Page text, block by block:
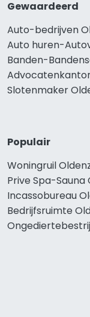
Gewaardeerd
Auto-bedrijven
Auto huren-
Banden-
Slotenmaker
Populair
Woningruil
Prive Spa-Sauna
Incassobureau
Bedrijfsruimte